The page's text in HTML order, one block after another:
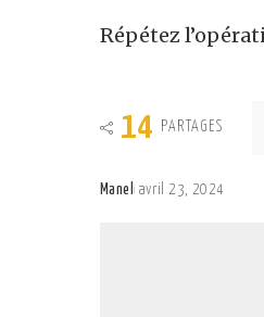
Répétez
14 PARTAGES
Manel avril 23, 2024